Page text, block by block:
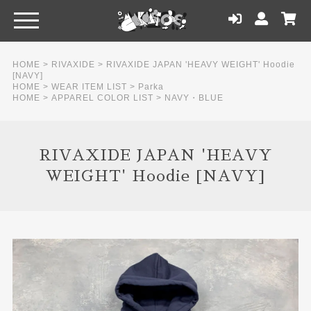
HOME > RIVAXIDE > RIVAXIDE JAPAN 'HEAVY WEIGHT' Hoodie
[NAVY]
HOME > WEAR ITEM LIST > Parka
HOME > APPAREL COLOR LIST > NAVY・BLUE
RIVAXIDE JAPAN 'HEAVY
WEIGHT' Hoodie [NAVY]